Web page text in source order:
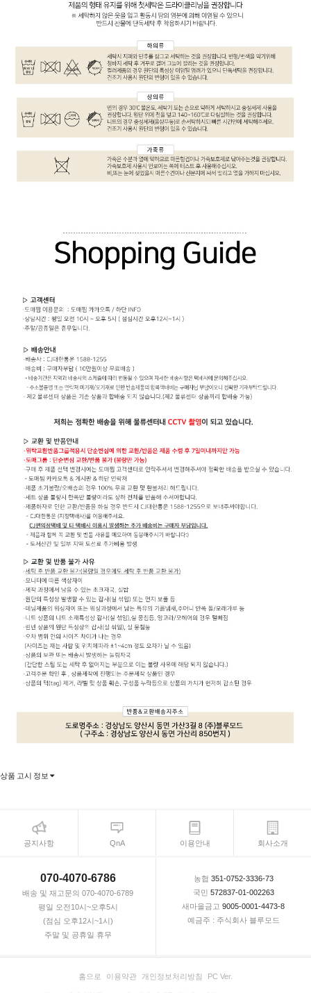
상품 고시 정보
공지사항 QnA 이용안내 회사소개
070-4070-6786
배송 및 재고문의 070-4070-6789
평일 오전10시~오후5시
(점심 오후12시~1시)
주말 및 공휴일 휴무
농협 351-0752-3336-73
국민 572837-01-002263
새마을금고 9005-0001-4473-8
예금주 : 주식회사 블루모드
홈으로 이용약관 개인정보처리방침 PC Ver.